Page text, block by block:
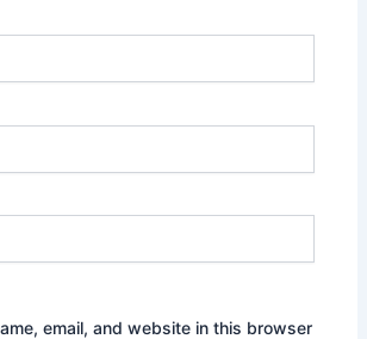
email, and website in this browser